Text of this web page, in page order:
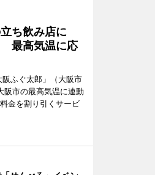
ち飲み店に
最高気温に応
ふぐ太郎」（大阪市
阪市の最高気温に連動
金を割り引くサービ